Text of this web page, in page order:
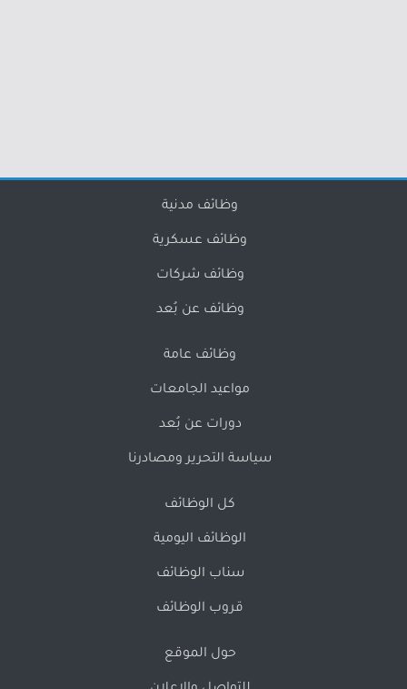
وظائف مدنية
وظائف عسكرية
وظائف شركات
وظائف عن بُعد
وظائف عامة
مواعيد الجامعات
دورات عن بُعد
سياسة التحرير ومصادرنا
كل الوظائف
الوظائف اليومية
سناب الوظائف
قروب الوظائف
حول الموقع